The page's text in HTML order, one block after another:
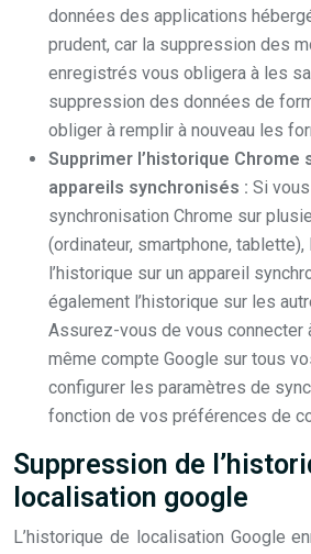
données des applications
prudent, car la suppression des
enregistrés vous obligera à les
suppression des données de
obliger à remplir à nouveau les
Supprimer l’historique Chrome
appareils synchronisés : Si
synchronisation Chrome sur
(ordinateur, smartphone,
l’historique sur un appareil
également l’historique sur les
Assurez-vous de vous connecter
même compte Google sur tous
configurer les paramètres de
fonction de vos préférences de
Suppression de
localisation google
L’historique de localisation Google